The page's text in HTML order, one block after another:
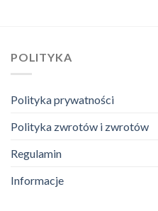
POLITYKA
Polityka prywatności
Polityka zwrotów i zwrotów
Regulamin
Informacje